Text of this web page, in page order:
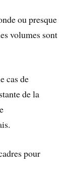
ou presque
volumes sont
cas de
de la
pour